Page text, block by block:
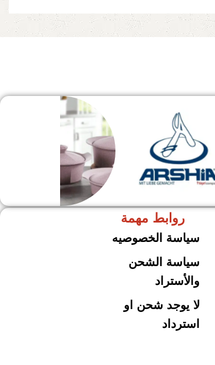
روابط مهمة
سياسة الخصوصيه
سياسة الشحن
والأستراد
لا يوجد شحن او
استرداد